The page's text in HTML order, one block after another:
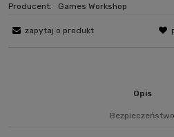
Producent:
Games Workshop
zapytaj o produkt
Opis
Bezpieczeństwo